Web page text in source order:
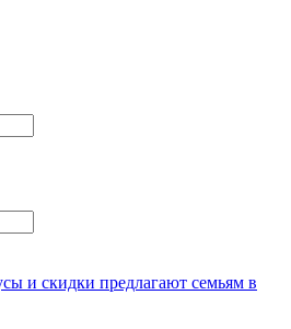
и скидки предлагают семьям в